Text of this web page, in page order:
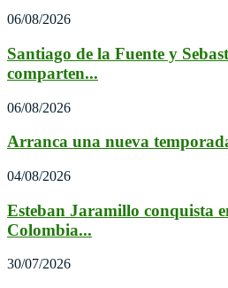
06/08/2026
Santiago de la Fuente y
comparten...
06/08/2026
Arranca una nueva
04/08/2026
Esteban Jaramillo conquista
Colombia...
30/07/2026